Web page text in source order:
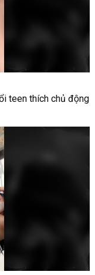
teen thích chủ động